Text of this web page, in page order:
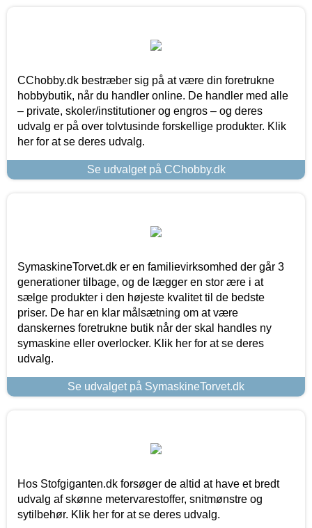
CChobby.dk bestræber sig på at være din foretrukne
hobbybutik, når du handler online. De handler med alle
– private, skoler/institutioner og engros – og deres
udvalg er på over tolvtusinde forskellige produkter. Klik
her for at se deres udvalg.
Se udvalget på CChobby.dk
SymaskineTorvet.dk er en familievirksomhed der går 3
generationer tilbage, og de lægger en stor ære i at
sælge produkter i den højeste kvalitet til de bedste
priser. De har en klar målsætning om at være
danskernes foretrukne butik når der skal handles ny
symaskine eller overlocker. Klik her for at se deres
udvalg.
Se udvalget på SymaskineTorvet.dk
Hos Stofgiganten.dk forsøger de altid at have et bredt
udvalg af skønne metervarestoffer, snitmønstre og
sytilbehør. Klik her for at se deres udvalg.